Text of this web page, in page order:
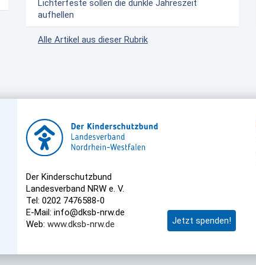
Lichterfeste sollen die dunkle Jahreszeit
aufhellen
Alle Artikel aus dieser Rubrik
Jetzt spenden!
Der Kinderschutzbund
Landesverband NRW e. V.
Tel: 0202 7476588-0
E-Mail: info@dksb-nrw.de
Web: www.dksb-nrw.de